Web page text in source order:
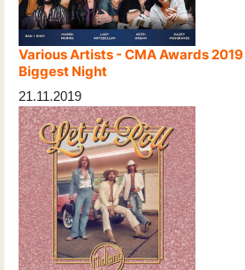
Various Artists - CMA Awards
Biggest Night
21.11.2019